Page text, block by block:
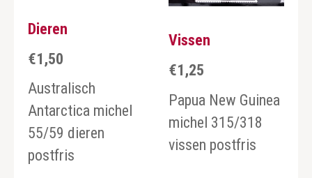
Dieren
€1,50
Australisch
Antarctica michel
55/59 dieren
postfris
Vissen
€1,25
Papua New Guinea
michel 315/318
vissen postfris